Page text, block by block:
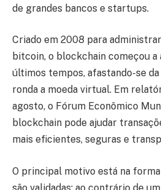
de grandes bancos e startups.
Criado em 2008 para
bitcoin, o blockchain começou a
últimos tempos, afastando-se
ronda a moeda virtual. Em
agosto, o Fórum Econômico
blockchain pode ajudar
mais eficientes, seguras e
O principal motivo está na